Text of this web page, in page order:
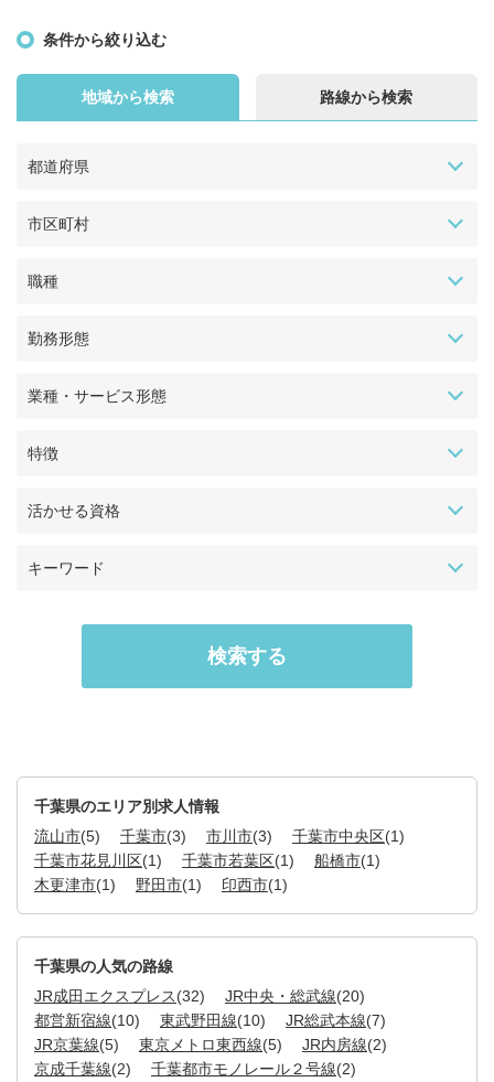
条件から絞り込む
地域から検索 路線から検索
都道府県
市区町村
職種
勤務形態
業種・サービス形態
特徴
活かせる資格
キーワード
千葉県のエリア別求人情報
流山市(5) 千葉市(3) 市川市(3) 千葉市中央区(1)
千葉市花見川区(1) 千葉市若葉区(1) 船橋市(1)
木更津市(1) 野田市(1) 印西市(1)
千葉県の人気の路線
JR成田エクスプレス(32) JR中央・総武線(20)
都営新宿線(10) 東武野田線(10) JR総武本線(7)
JR京葉線(5) 東京メトロ東西線(5) JR内房線(2)
京成千葉線(2) 千葉都市モノレール２号線(2)